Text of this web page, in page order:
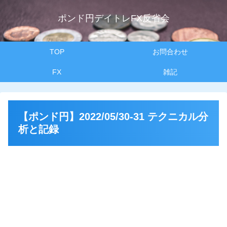
ポンド円デイトレFX反省会
TOP お問合わせ
FX 雑記
【ポンド円】2022/05/30-31 テクニカル分
析と記録